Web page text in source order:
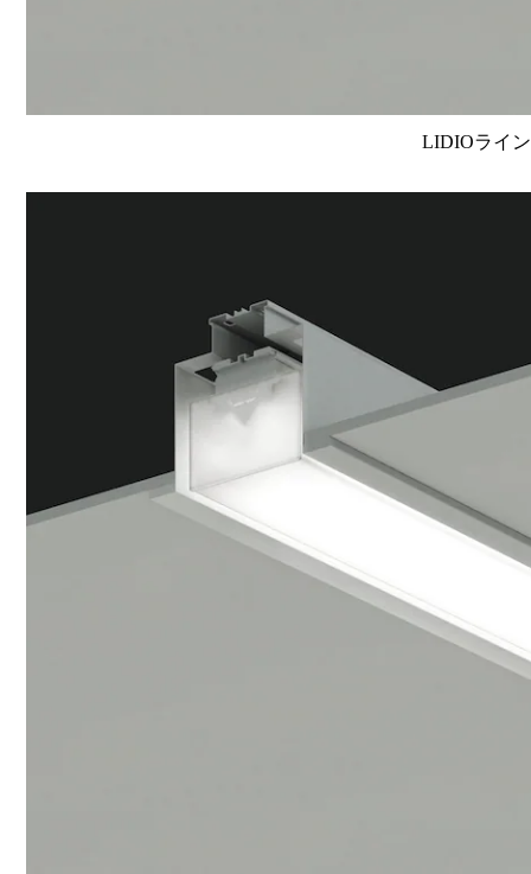
LIDIOライ